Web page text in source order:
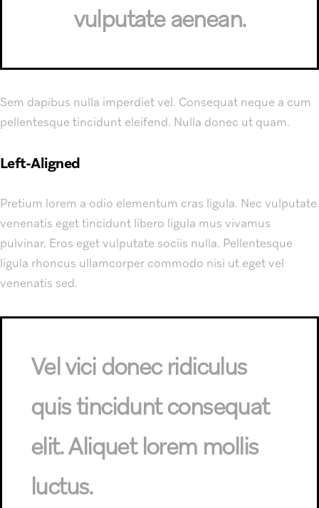
vulputate aenean.
Sem dapibus nulla imperdiet vel. Consequat neque a cum
pellentesque tincidunt eleifend. Nulla donec ut quam.
Left-Aligned
Pretium lorem a odio elementum cras ligula. Nec vulputate
venenatis eget tincidunt libero ligula mus vivamus
pulvinar. Eros eget vulputate sociis nulla. Pellentesque
ligula rhoncus ullamcorper commodo nisi ut eget vel
venenatis sed.
Vel vici donec ridiculus
quis tincidunt consequat
elit. Aliquet lorem mollis
luctus.